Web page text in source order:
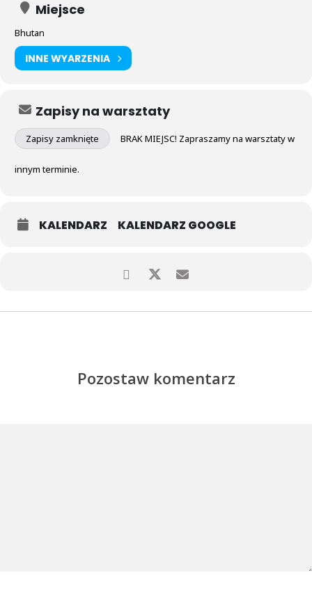
Miejsce
Bhutan
INNE WYARZENIA
Zapisy na warsztaty
Zapisy zamknięte BRAK MIEJSC! Zapraszamy na warsztaty w
innym terminie.
KALENDARZ KALENDARZ GOOGLE
Pozostaw komentarz